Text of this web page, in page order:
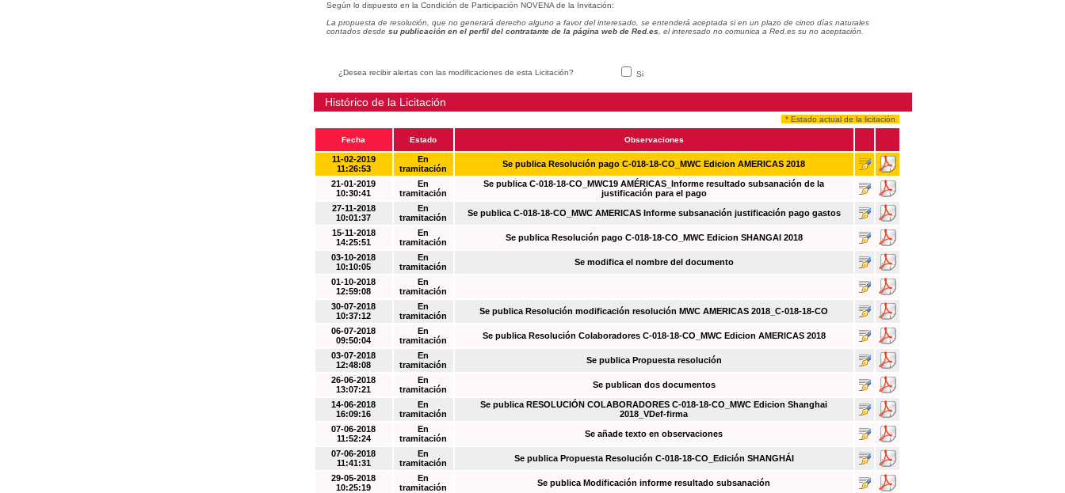
Según lo dispuesto en la Condición de Participación NOVENA de la Invitación:
La propuesta de resolución, que no generará derecho alguno a favor del interesado, se entenderá aceptada si en un plazo de cinco días naturales
contados desde su publicación en el perfil del contratante de la página web de Red.es , el interesado no comunica a Red.es su no aceptación.
¿Desea recibir alertas con las modificaciones de esta Licitación? Si
Histórico de la Licitación
* Estado actual de la licitación
Fecha Estado Observaciones
11-02-2019
11:26:53
En
tramitación
Se publica Resolución pago C-018-18-CO_MWC Edicion AMERICAS 2018
21-01-2019
10:30:41
En
tramitación
Se publica C-018-18-CO_MWC19 AMÉRICAS_Informe resultado subsanación de la
justificación para el pago
27-11-2018
10:01:37
En
tramitación
Se publica C-018-18-CO_MWC AMERICAS Informe subsanación justificación pago gastos
15-11-2018
14:25:51
En
tramitación
Se publica Resolución pago C-018-18-CO_MWC Edicion SHANGAI 2018
03-10-2018
10:10:05
En
tramitación
Se modifica el nombre del documento
01-10-2018
12:59:08
En
tramitación
30-07-2018
10:37:12
En
tramitación
Se publica Resolución modificación resolución MWC AMERICAS 2018_C-018-18-CO
06-07-2018
09:50:04
En
tramitación
Se publica Resolución Colaboradores C-018-18-CO_MWC Edicion AMERICAS 2018
03-07-2018
12:48:08
En
tramitación
Se publica Propuesta resolución
26-06-2018
13:07:21
En
tramitación
Se publican dos documentos
14-06-2018
16:09:16
En
tramitación
Se publica RESOLUCIÓN COLABORADORES C-018-18-CO_MWC Edicion Shanghai
2018_VDef-firma
07-06-2018
11:52:24
En
tramitación
Se añade texto en observaciones
07-06-2018
11:41:31
En
tramitación
Se publica Propuesta Resolución C-018-18-CO_Edición SHANGHÁI
29-05-2018
10:25:19
En
tramitación
Se publica Modificación informe resultado subsanación